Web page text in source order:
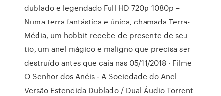
dublado e legendado Full HD 720p 1080p –
Numa terra fantástica e única, chamada Terra-
Média, um hobbit recebe de presente de seu
tio, um anel mágico e maligno que precisa ser
destruído antes que caia nas 05/11/2018 · Filme
O Senhor dos Anéis - A Sociedade do Anel
Versão Estendida Dublado / Dual Áudio Torrent